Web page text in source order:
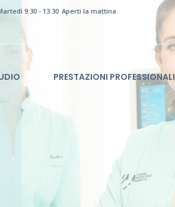
9:30 - 13:30 Aperti la mattina
PRESTAZIONI PROFESSIONALI